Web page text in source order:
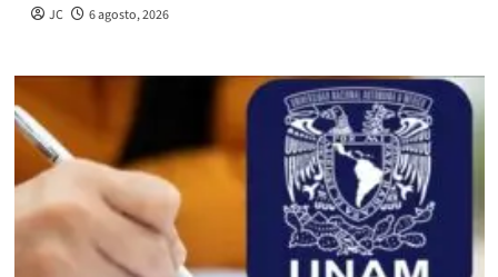
JC 6 agosto, 2026